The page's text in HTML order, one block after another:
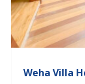
Weha Villa